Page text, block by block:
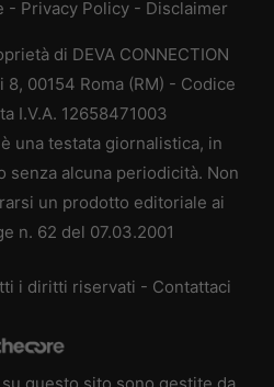
- Privacy Policy - Disclaimer
di DEVA CONNECTION
8, 00154 Roma (RM) - Codice
I.V.A. 12658471003
una testata giornalistica, in
senza alcuna periodicità. Non
un prodotto editoriale ai
n. 62 del 07.03.2001
i diritti riservati - Contattaci